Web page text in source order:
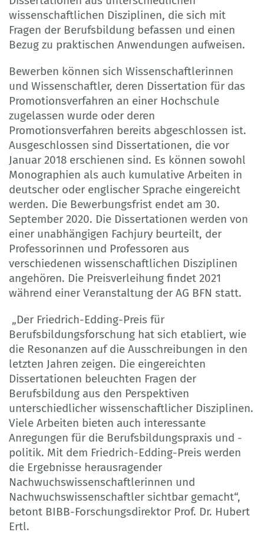
wissenschaftlichen Disziplinen, die sich mit
Fragen der Berufsbildung befassen und einen
Bezug zu praktischen Anwendungen aufweisen.
Bewerben können sich Wissenschaftlerinnen
und Wissenschaftler, deren Dissertation für das
Promotionsverfahren an einer Hochschule
zugelassen wurde oder deren
Promotionsverfahren bereits abgeschlossen ist.
Ausgeschlossen sind Dissertationen, die vor
Januar 2018 erschienen sind. Es können sowohl
Monographien als auch kumulative Arbeiten in
deutscher oder englischer Sprache eingereicht
werden. Die Bewerbungsfrist endet am 30.
September 2020. Die Dissertationen werden von
einer unabhängigen Fachjury beurteilt, der
Professorinnen und Professoren aus
verschiedenen wissenschaftlichen Disziplinen
angehören. Die Preisverleihung findet 2021
während einer Veranstaltung der AG BFN statt.
„Der Friedrich-Edding-Preis für
Berufsbildungsforschung hat sich etabliert, wie
die Resonanzen auf die Ausschreibungen in den
letzten Jahren zeigen. Die eingereichten
Dissertationen beleuchten Fragen der
Berufsbildung aus den Perspektiven
unterschiedlicher wissenschaftlicher Disziplinen.
Viele Arbeiten bieten auch interessante
Anregungen für die Berufsbildungspraxis und -
politik. Mit dem Friedrich-Edding-Preis werden
die Ergebnisse herausragender
Nachwuchswissenschaftlerinnen und
Nachwuchswissenschaftler sichtbar gemacht“,
betont BIBB-Forschungsdirektor Prof. Dr. Hubert
Ertl.